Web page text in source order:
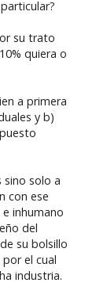
su trato
quiera o
a primera
y b)
sino solo a
con ese
inhumano
del
su bolsillo
el cual
industria.